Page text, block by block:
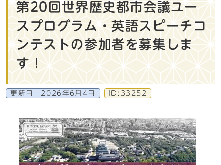
第20回世界歴史都市会議ユー
スプログラム・英語スピーチコ
ンテストの参加者を募集しま
す！
更新日： 2026年6月4日 ID:33252